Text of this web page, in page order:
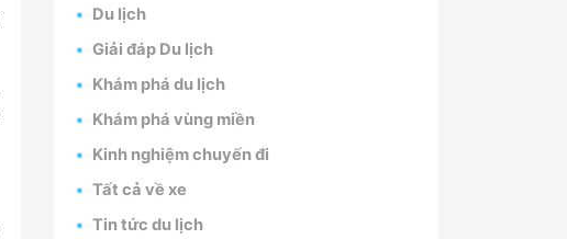
Du lịch
Giải đáp Du lịch
Khám phá du lịch
Khám phá vùng miền
Kinh nghiệm chuyến đi
Tất cả về xe
Tin tức du lịch